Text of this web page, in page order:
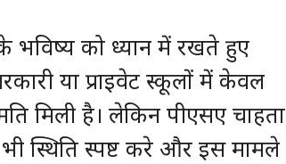
को ध्यान में रखते हुए
या प्राइवेट स्कूलों में केवल
मिली है। लेकिन पीएसए चाहता
स्थिति स्पष्ट करे और इस मामले